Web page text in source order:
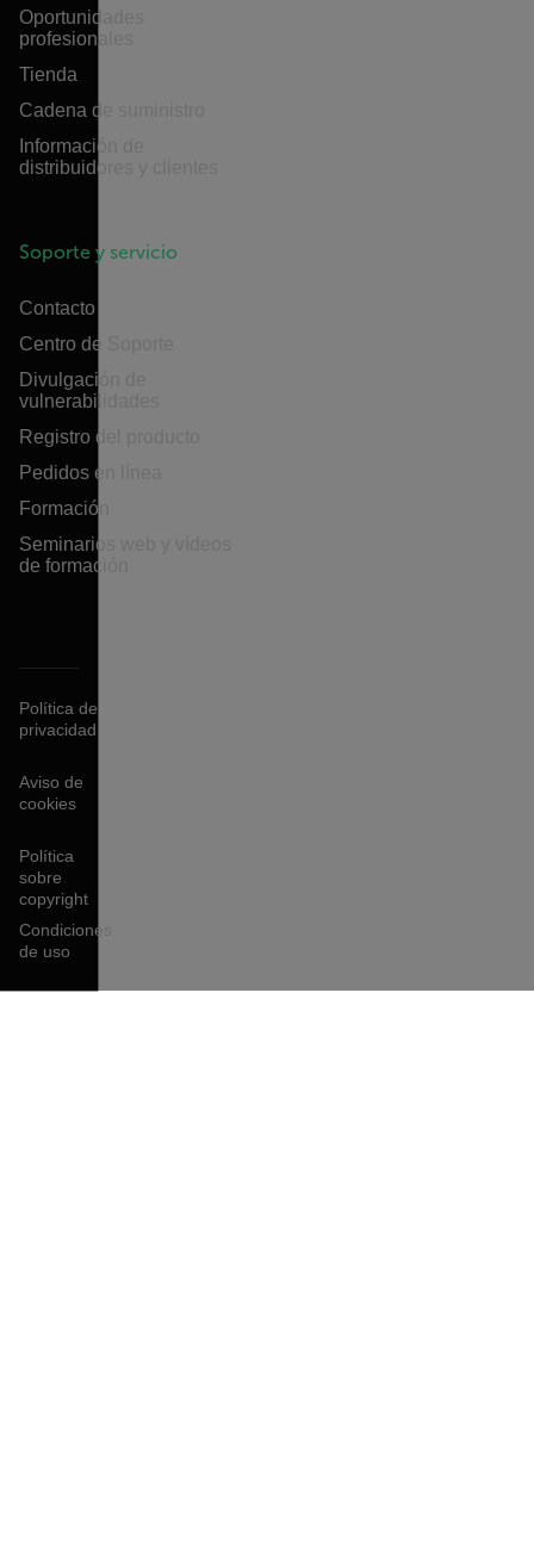
Oportunidades
profesionales
Tienda
Cadena de suministro
Información de
distribuidores y clientes
Soporte y servicio
Contacto
Centro de Soporte
Divulgación de
vulnerabilidades
Registro del producto
Pedidos en línea
Formación
Seminarios web y vídeos
de formación
Política de
privacidad
Aviso de
cookies
Política
sobre
copyright
Condiciones
de uso